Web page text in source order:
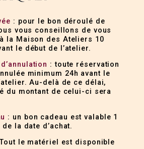
: pour le bon déroulé de
vous conseillons de vous
la Maison des Ateliers 10
le début de l’atelier.
: toute réservation
minimum 24h avant le
Au-delà de ce délai,
du montant de celui-ci sera
: un bon cadeau est valable 1
la date d’achat.
le matériel est disponible